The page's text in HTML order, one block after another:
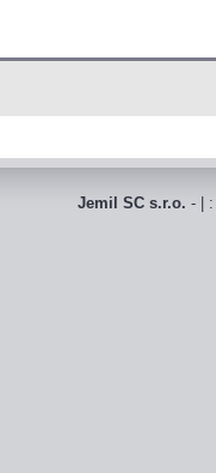
Jemil SC s.r.o. - |